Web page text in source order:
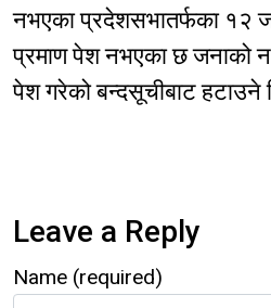
नभएका प्रदेशसभातर्फका १२
प्रमाण पेश नभएका छ जनाको
पेश गरेको बन्दसूचीबाट हटाउने
Leave a Reply
Name (required)